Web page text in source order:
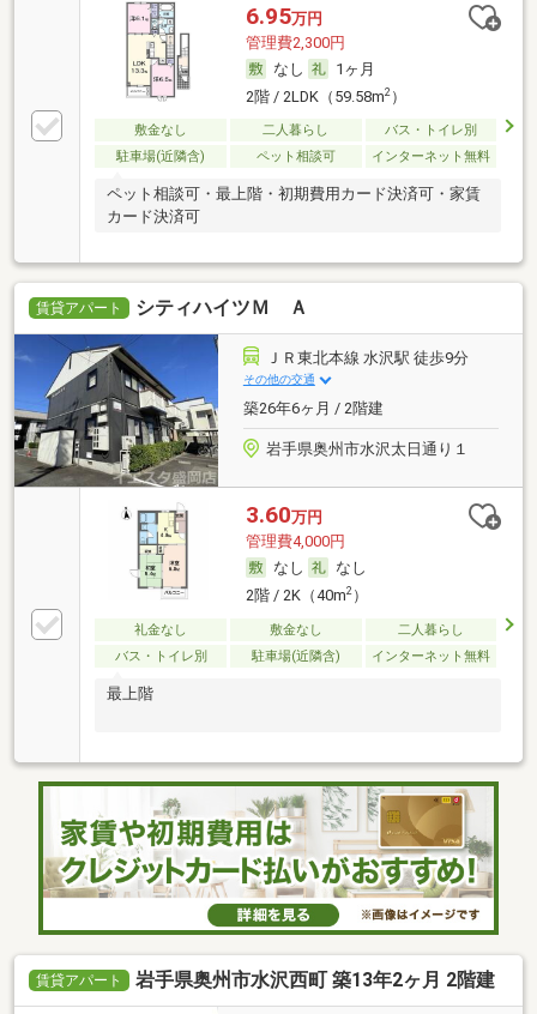
6.95万円
管理費2,300円
なし
1ヶ月
2階 / 2LDK（59.58m2）
敷金なし 二人暮らし
バス・トイレ別
駐車場(近隣含)
ペット相談可 インターネット無料
ペット相談可・最上階・初期費用カード決済可・家賃
カード決済可
賃貸アパート シティハイツＭ Ａ
ＪＲ東北本線 水沢駅 徒歩9分
その他の交通
築26年6ヶ月 / 2階建
岩手県奥州市水沢太日通り１
3.60万円
管理費4,000円
なし
なし
2階 / 2K（40m2）
礼金なし 敷金なし
二人暮らし
バス・トイレ別
駐車場(近隣含) インターネット無料
最上階
賃貸アパート 岩手県奥州市水沢西町 築13年2ヶ月 2階建